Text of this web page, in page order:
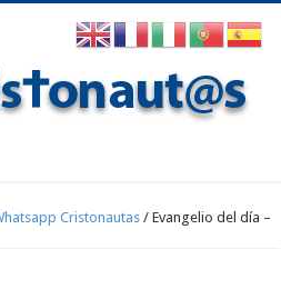
Cristonautas / Evangelio del día –